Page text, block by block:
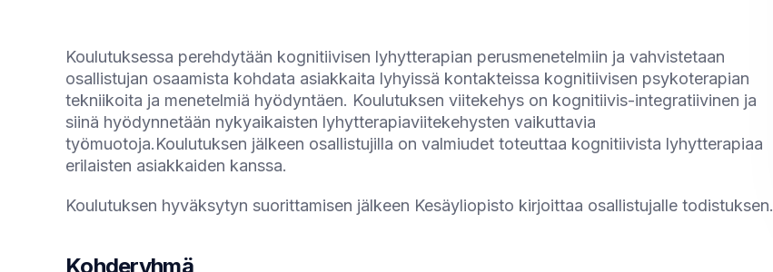
Koulutuksessa perehdytään kognitiivisen lyhytterapian perusmenetelmiin ja vahvistetaan
osallistujan osaamista kohdata asiakkaita lyhyissä kontakteissa kognitiivisen psykoterapian
tekniikoita ja menetelmiä hyödyntäen. Koulutuksen viitekehys on kognitiivis-integratiivinen ja
siinä hyödynnetään nykyaikaisten lyhytterapiaviitekehysten vaikuttavia
työmuotoja.Koulutuksen jälkeen osallistujilla on valmiudet toteuttaa kognitiivista lyhytterapiaa
erilaisten asiakkaiden kanssa.
Koulutuksen hyväksytyn suorittamisen jälkeen Kesäyliopisto kirjoittaa osallistujalle todistuksen.
Kohderyhmä